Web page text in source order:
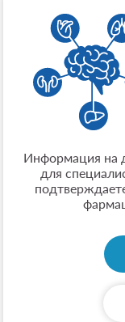
12:55 — 13:15
Музыка
нотам
д.м.н.,
биоакустики,
здоровья,
журнала
13:15 — 13:35
шедевры
Информация на
для